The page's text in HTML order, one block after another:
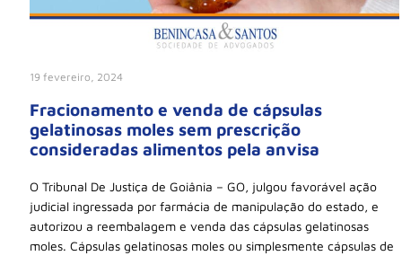
19 fevereiro, 2024
Fracionamento e venda de cápsulas
gelatinosas moles sem prescrição
consideradas alimentos pela anvisa
O Tribunal De Justiça de Goiânia – GO, julgou favorável ação
judicial ingressada por farmácia de manipulação do estado, e
autorizou a reembalagem e venda das cápsulas gelatinosas
moles. Cápsulas gelatinosas moles ou simplesmente cápsulas de